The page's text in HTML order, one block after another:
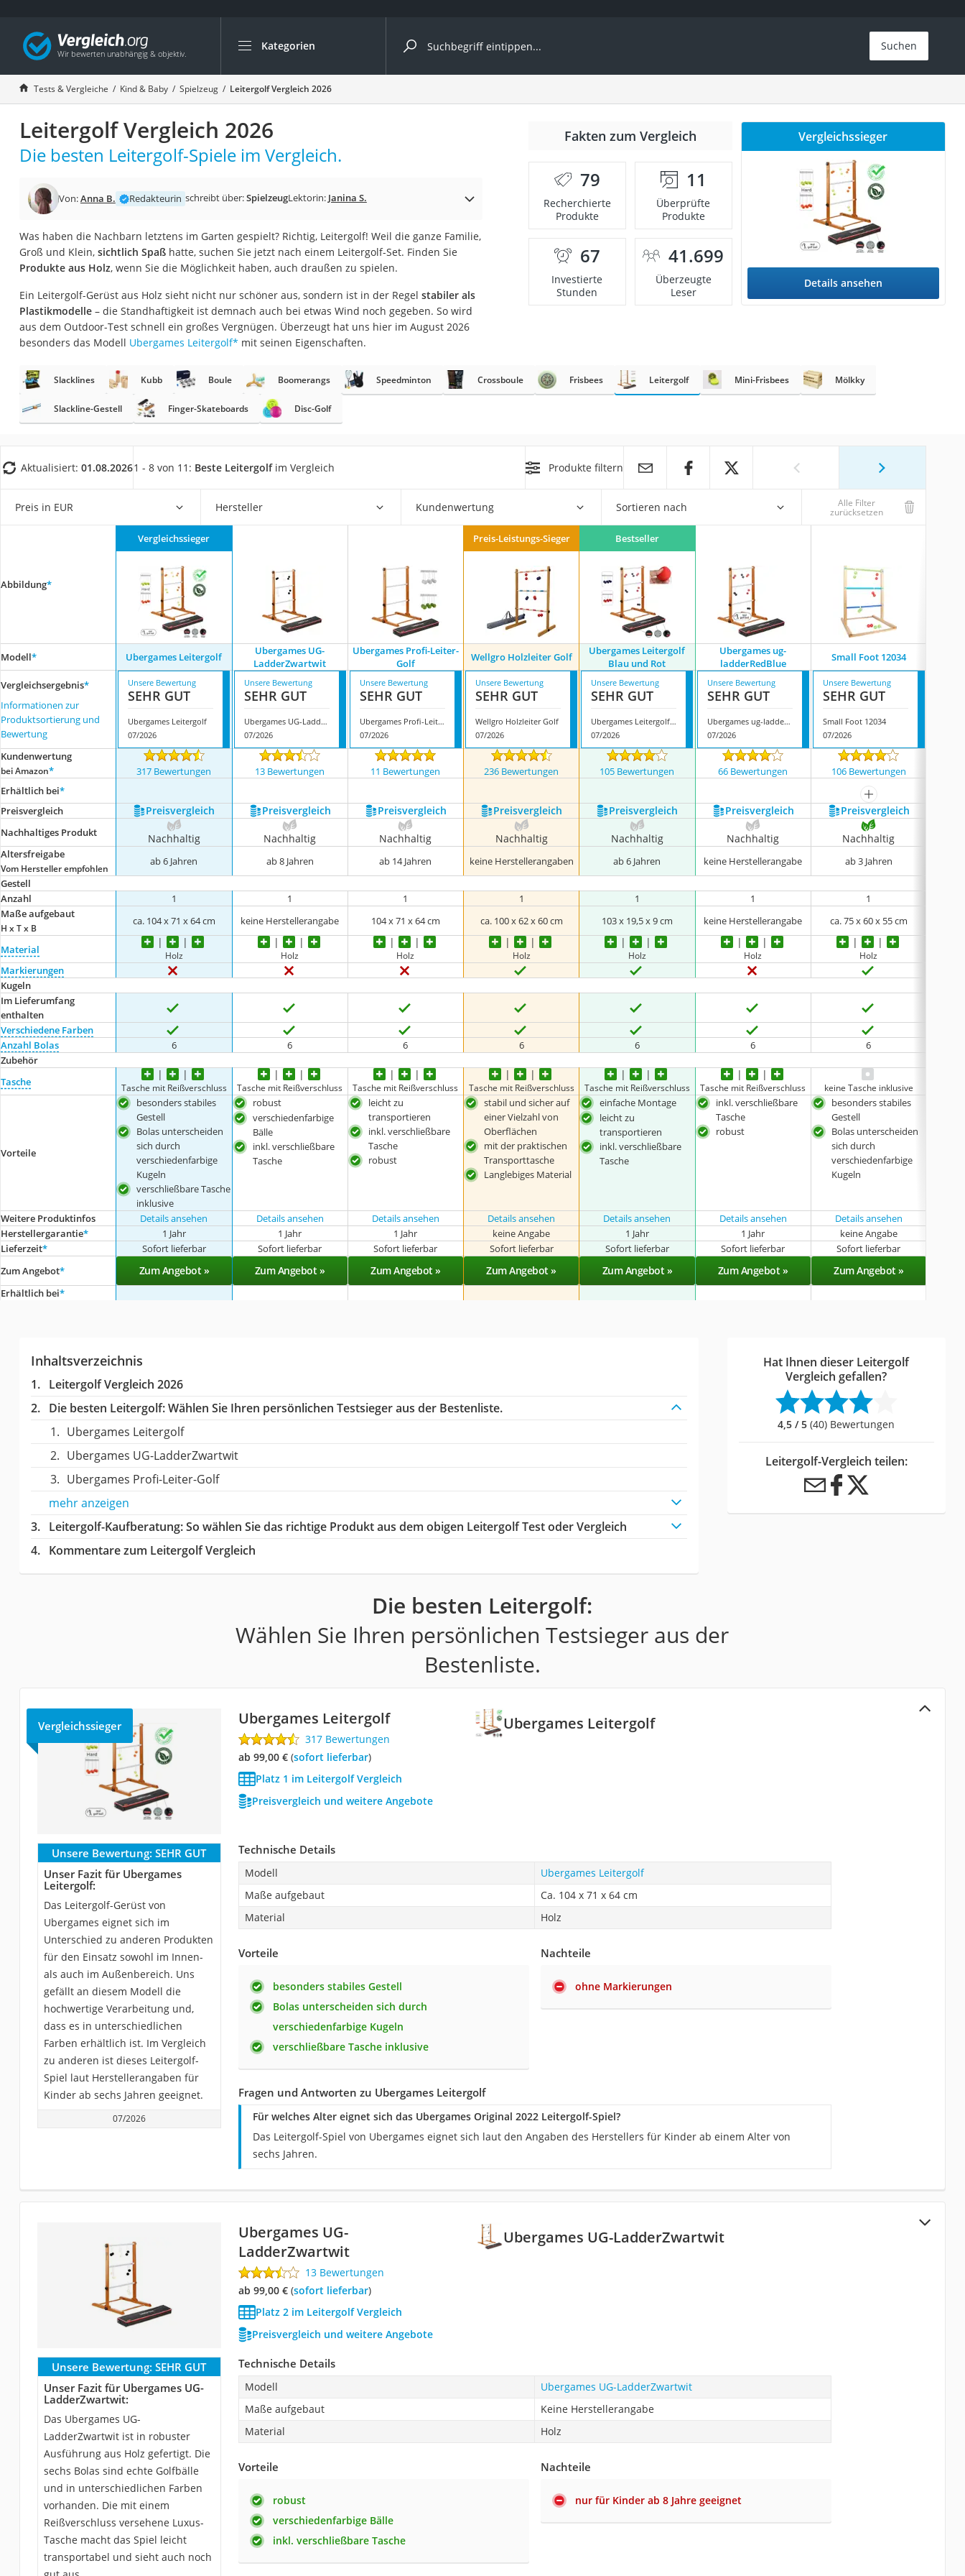
Kategorien
Die beliebtesten Vergleiche nach Kategorie
Kind & Baby
Babyphone mit 2 Kameras
Walkie-Talkie Kinder
Kindermatratzen
Rollschuhe für Kinder
Laufrad
Kinderschubkarre
Kinderuhr
Babyphone
Kindersitz ab 4 Jahren
Kinderroller 3 Räder
Ferngesteuertes Auto
Barfußschuhe Kinder
Kinder-Mikroskop
Suchen
Tests & Vergleiche Kind & Baby Spielzeug Leitergolf Vergleich 2026
Leitergolf Vergleich 2026
Die besten Leitergolf-Spiele im Vergleich.
Von:Anna B. Redakteurin schreibt über:SpielzeugLektorin: Janina S.
Was haben die Nachbarn letztens im Garten gespielt? Richtig, Leitergolf! Weil die ganze Familie,
Groß und Klein, sichtlich Spaßhatte, suchen Sie jetzt nach einem Leitergolf-Set. Finden Sie
Produkte aus Holz, wenn Sie die Möglichkeit haben, auch draußen zu spielen.
Ein Leitergolf-Gerüst aus Holz sieht nicht nur schöner aus, sondern ist in der Regel stabiler als
Plastikmodelle– die Standhaftigkeit ist demnach auch bei etwas Wind noch gegeben. So wird
aus dem Outdoor-Test schnell ein großes Vergnügen. Überzeugt hat uns hier im August 2026
besonders das Modell Ubergames Leitergolf* mit seinen Eigenschaften.
Fakten zum Vergleich
79
Recherchierte
Produkte
11
Überprüfte
Produkte
67
Investierte
Stunden
41.699
Überzeugte
Leser
Vergleichssieger
Details ansehen
Slacklines Kubb Boule Boomerangs Speedminton Crossboule Frisbees Leitergolf Mini-Frisbees Mölkky
Slackline-Gestell Finger-Skateboards Disc-Golf
Aktualisiert: 01.08.20261 - 8 von 11: Beste Leitergolfim Vergleich Produkte filtern
Preis in EUR Hersteller Kundenwertung Sortieren nach Alle Filter
zurücksetzen
Abbildung*
Vergleichssieger Preis-Leistungs-Sieger Bestseller
Modell* Ubergames Leitergolf
Ubergames UG-
LadderZwartwit
Ubergames Profi-Leiter-
Golf
Wellgro Holzleiter Golf
Ubergames Leitergolf
Blau und Rot
Ubergames ug-
ladderRedBlue
Small Foot 12034
Vergleichsergebnis*
Informationen zur
Produktsortierung und
Bewertung
Unsere Bewertung
SEHR GUT
Ubergames Leitergolf
07/2026
Unsere Bewertung
SEHR GUT
Ubergames UG-LadderZwartwit
07/2026
Unsere Bewertung
SEHR GUT
Ubergames Profi-Leiter-Golf
07/2026
Unsere Bewertung
SEHR GUT
Wellgro Holzleiter Golf
07/2026
Unsere Bewertung
SEHR GUT
Ubergames Leitergolf Blau und Rot
07/2026
Unsere Bewertung
SEHR GUT
Ubergames ug-ladderRedBlue
07/2026
Unsere Bewertung
SEHR GUT
Small Foot 12034
07/2026
Kundenwertung
bei Amazon* 317 Bewertungen 13 Bewertungen 11 Bewertungen 236 Bewertungen 105 Bewertungen 66 Bewertungen 106 Bewertungen
Erhältlich bei*
mehr anzeigen
Preis­vergleich
Preis­vergleich Preis­vergleich Preis­vergleich Preis­vergleich Preis­vergleich Preis­vergleich Preis­vergleich
Nachhaltiges Produkt Nachhaltig Nachhaltig Nachhaltig Nachhaltig Nachhaltig Nachhaltig Nachhaltig
Altersfreigabe
Vom Hersteller empfohlen
ab 6 Jahren ab 8 Jahren ab 14 Jahren keine Herstellerangaben ab 6 Jahren keine Herstellerangabe ab 3 Jahren
Gestell
Anzahl
1 1 1 1 1 1
1
Maße aufgebaut
H x T x B
ca. 104 x 71 x 64 cm keine Herstellerangabe 104 x 71 x 64 cm ca. 100 x 62 x 60 cm ‎103 x 19,5 x 9 cm keine Herstellerangabe ca. 75 x 60 x 55 cm
Material Holz Holz Holz Holz Holz Holz Holz
Markierungen
Kugeln
Im Lieferumfang
enthalten
Verschiedene Farben
Anzahl Bolas
6 6 6 6 6 6
6
Zubehör
Tasche
Tasche mit Reißverschluss Tasche mit Reißverschluss Tasche mit Reißverschluss Tasche mit Reißverschluss Tasche mit Reißverschluss Tasche mit Reißverschluss keine Tasche inklusive
Vorteile
besonders stabiles
Gestell
Bolas unterscheiden
sich durch
verschiedenfarbige
Kugeln
verschließbare Tasche
inklusive
robust
verschiedenfarbige
Bälle
inkl. verschließbare
Tasche
leicht zu
transportieren
inkl. verschließbare
Tasche
robust
stabil und sicher auf
einer Vielzahl von
Oberflächen
mit der praktischen
Transporttasche
Langlebiges Material
einfache Montage
leicht zu
transportieren
inkl. verschließbare
Tasche
inkl. verschließbare
Tasche
robust
besonders stabiles
Gestell
Bolas unterscheiden
sich durch
verschiedenfarbige
Kugeln
Weitere Produktinfos Details ansehen Details ansehen Details ansehen Details ansehen Details ansehen Details ansehen Details ansehen
Herstellergarantie* 1 Jahr 1 Jahr 1 Jahr keine Angabe 1 Jahr 1 Jahr keine Angabe
Lieferzeit* Sofort lieferbar Sofort lieferbar Sofort lieferbar Sofort lieferbar Sofort lieferbar Sofort lieferbar Sofort lieferbar
Zum Angebot* Zum Angebot » Zum Angebot » Zum Angebot » Zum Angebot » Zum Angebot » Zum Angebot » Zum Angebot »
Erhältlich bei*
Inhaltsverzeichnis
Leitergolf Vergleich 2026
Die besten Leitergolf:Wählen Sie Ihren persönlichen Testsieger aus der Bestenliste.
Ubergames Leitergolf
Ubergames UG-LadderZwartwit
Ubergames Profi-Leiter-Golf
mehr anzeigen
Leitergolf-Kaufberatung: So wählen Sie das richtige Produkt aus dem obigen Leitergolf Test oder Vergleich
Kommentare zum Leitergolf Vergleich
Hat Ihnen dieser Leitergolf
Vergleich gefallen?
4,5 / 5 (40) Bewertungen
Leitergolf-Vergleich teilen:
Die besten Leitergolf:
Wählen Sie Ihren persönlichen Testsieger aus der
Bestenliste.
Ubergames Leitergolf
Vergleichssieger Ubergames Leitergolf
317 Bewertungen
ab 99,00 €( Sofort lieferbar)
Platz 1 im Leitergolf Vergleich
Preisvergleich und weitere Angebote
Unsere Bewertung: SEHR GUT
Unser Fazit für Ubergames
Leitergolf:
Das Leitergolf-Gerüst von
Ubergames eignet sich im
Unterschied zu anderen Produkten
für den Einsatz sowohl im Innen-
als auch im Außenbereich. Uns
gefällt an diesem Modell die
hochwertige Verarbeitung und,
dass es in unterschiedlichen
Farben erhältlich ist. Im Vergleich
zu anderen ist dieses Leitergolf-
Spiel laut Herstellerangaben für
Kinder ab sechs Jahren geeignet.
07/2026
Technische Details
Modell
Ubergames Leitergolf
Maße aufgebaut
Ca. 104 x 71 x 64 cm
Material
Holz
Vorteile
besonders stabiles Gestell
Bolas unterscheiden sich durch
verschiedenfarbige Kugeln
verschließbare Tasche inklusive
Nachteile
ohne Markierungen
Fragen und Antworten zu Ubergames Leitergolf
Für welches Alter eignet sich das Ubergames Original 2022 Leitergolf-Spiel?
Das Leitergolf-Spiel von Ubergames eignet sich laut den Angaben des Herstellers für Kinder ab einem Alter von
sechs Jahren.
Ubergames UG-LadderZwartwit
Ubergames UG-
LadderZwartwit
13 Bewertungen
ab 99,00 €( Sofort lieferbar)
Platz 2 im Leitergolf Vergleich
Preisvergleich und weitere Angebote
Unsere Bewertung: SEHR GUT
Unser Fazit für Ubergames UG-
LadderZwartwit:
Das Ubergames UG-
LadderZwartwit ist in robuster
Ausführung aus Holz gefertigt. Die
sechs Bolas sind echte Golfbälle
und in unterschiedlichen Farben
vorhanden. Die mit einem
Reißverschluss versehene Luxus-
Tasche macht das Spiel leicht
transportabel und sieht auch noch
Technische Details
Modell
Ubergames UG-LadderZwartwit
Maße aufgebaut
Keine Herstellerangabe
Material
Holz
Vorteile
robust
verschiedenfarbige Bälle
inkl. verschließbare Tasche
Nachteile
nur für Kinder ab 8 Jahre geeignet